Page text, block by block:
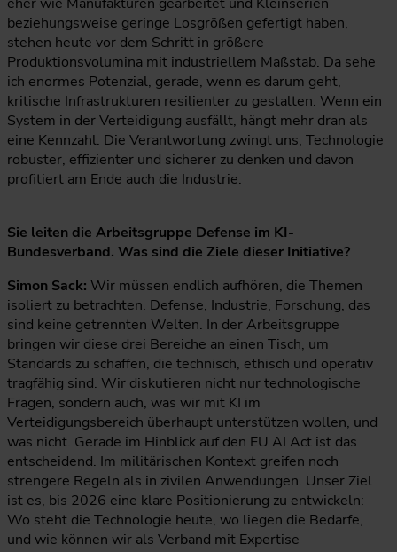
beziehungsweise geringe Losgrößen gefertigt haben,
stehen heute vor dem Schritt in größere
Produktionsvolumina mit industriellem Maßstab. Da sehe
ich enormes Potenzial, gerade, wenn es darum geht,
kritische Infrastrukturen resilienter zu gestalten. Wenn ein
System in der Verteidigung ausfällt, hängt mehr dran als
eine Kennzahl. Die Verantwortung zwingt uns, Technologie
robuster, effizienter und sicherer zu denken und davon
profitiert am Ende auch die Industrie.
Sie leiten die Arbeitsgruppe Defense im KI-
Bundesverband. Was sind die Ziele dieser Initiative?
Simon Sack: Wir müssen endlich aufhören, die Themen
isoliert zu betrachten. Defense, Industrie, Forschung, das
sind keine getrennten Welten. In der Arbeitsgruppe
bringen wir diese drei Bereiche an einen Tisch, um
Standards zu schaffen, die technisch, ethisch und operativ
tragfähig sind. Wir diskutieren nicht nur technologische
Fragen, sondern auch, was wir mit KI im
Verteidigungsbereich überhaupt unterstützen wollen, und
was nicht. Gerade im Hinblick auf den EU AI Act ist das
entscheidend. Im militärischen Kontext greifen noch
strengere Regeln als in zivilen Anwendungen. Unser Ziel
ist es, bis 2026 eine klare Positionierung zu entwickeln:
Wo steht die Technologie heute, wo liegen die Bedarfe,
und wie können wir als Verband mit Expertise